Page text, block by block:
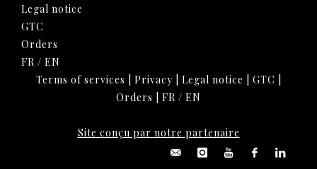
Legal notice
GTC
Orders
FR / EN
Terms of services
Privacy| Legal notice GTC
Orders
FR / EN
Site conçu par notre partenaire